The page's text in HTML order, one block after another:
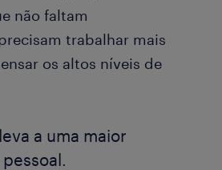
não faltam
trabalhar mais
os altos níveis de
a uma maior